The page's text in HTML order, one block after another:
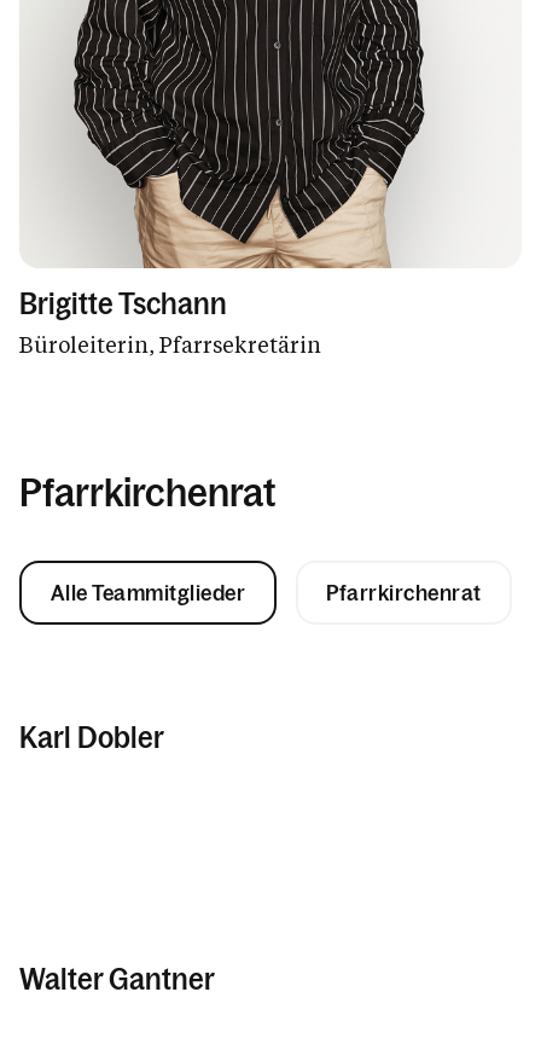
Brigitte Tschann
Büroleiterin, Pfarrsekretärin
Pfarrkirchenrat
Alle Teammitglieder Pfarrkirchenrat
Karl Dobler
Walter Gantner